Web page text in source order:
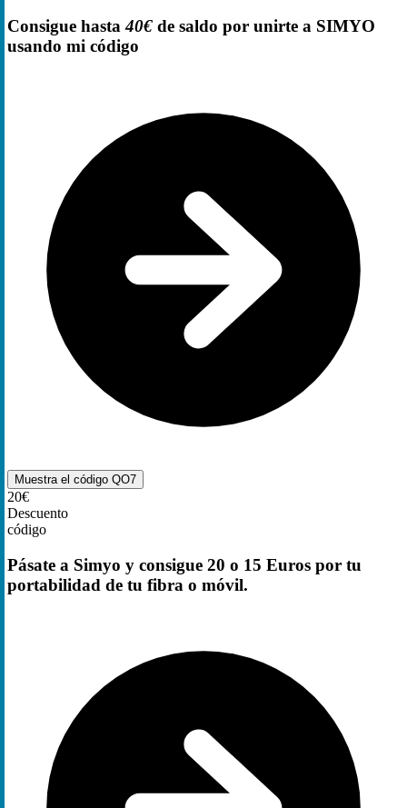
Consigue hasta40€ de saldo por unirte a SIMYO
usando mi código
Muestra el código QO7
20€
Descuento
código
Pásate a Simyo y consigue 20 o 15 Euros por tu
portabilidad de tu fibra o móvil.